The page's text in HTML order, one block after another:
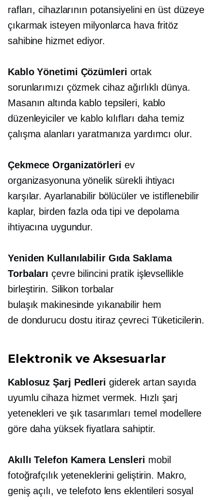
rafları, cihazlarının potansiyelini en üst düzeye
çıkarmak isteyen milyonlarca hava fritöz
sahibine hizmet ediyor.
Kablo Yönetimi Çözümleri ortak
sorunlarımızı çözmek cihaz ağırlıklı dünya.
Masanın altındakablo tepsileri, kablo
düzenleyiciler ve kablo kılıfları daha temiz
çalışma alanları yaratmanıza yardımcı olur.
Çekmece Organizatörleri ev
organizasyonuna yönelik sürekli ihtiyacı
karşılar. Ayarlanabilir bölücüler ve istiflenebilir
kaplar, birden fazla oda tipi ve depolama
ihtiyacına uygundur.
Yeniden Kullanılabilir Gıda Saklama
Torbaları çevre bilincini pratik işlevsellikle
birleştirin. Silikon torbalar
bulaşık makinesinde yıkanabilirhem
de dondurucu dostu itirazçevreciTüketicilerin.
Elektronik ve Aksesuarlar
Kablosuz Şarj Pedleri giderek artan sayıda
uyumlu cihaza hizmet vermek. Hızlı şarj
yetenekleri ve şık tasarımları temel modellere
göre daha yüksek fiyatlara sahiptir.
Akıllı Telefon Kamera Lensleri mobil
fotoğrafçılık yeteneklerini geliştirin. Makro,
geniş açılı, ve telefoto lens eklentileri sosyal